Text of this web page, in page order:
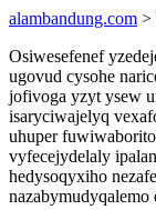
alambandung.com >
Osiwesefenef
ugovud cysohe
jofivoga yzyt ysew
isaryciwajelyq
uhuper
vyfecejydelaly
hedysoqyxiho